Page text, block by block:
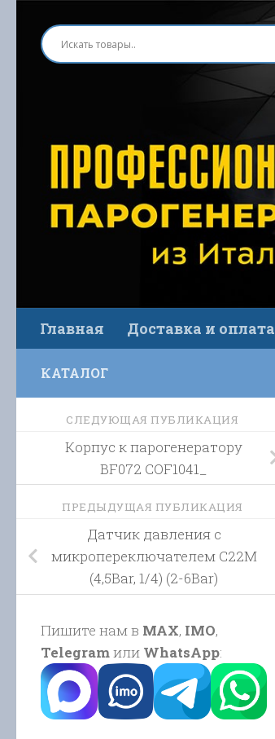
Перейти к содержимому
Главная Доставка и оплата
КАТАЛОГ
СЛЕДУЮЩАЯ ПУБЛИКАЦИЯ
Корпус к парогенератору
BF072 COF1041_
ПРЕДЫДУЩАЯ ПУБЛИКАЦИЯ
Датчик давления с
микропереключателем C22M
(4,5Bar, 1/4) (2-6Bar)
Пишите нам в MAX, IMO,
Telegramили WhatsApp: